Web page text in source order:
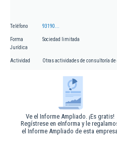
Teléfono 93190...
Forma
Jurídica
Sociedad limitada
Actividad Otras actividades de consultoría
Ve el Informe Ampliado. ¡Es gratis!
Regístrese en eInforma y le
el Informe Ampliado de esta empresa